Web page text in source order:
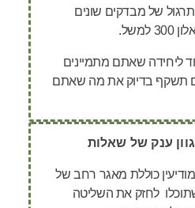
של מבדקים שונים
ליחידה שאתם מתמיינים
תשקף בדיוק את מה שאתם
ענק של שאלות
כוללת מאגר רחב של
לחזק את השליטה